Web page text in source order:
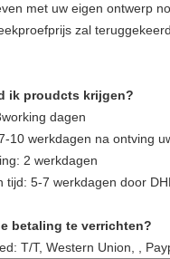
met uw eigen ontwerp
zal
ik proudcts krijgen?
dagen
10 werkdagen na ontving
2 werkdagen
tijd: 5-7 werkdagen door
betaling te verrichten?
T/T, Western Union, ,